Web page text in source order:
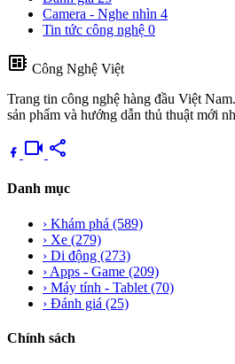
Camera - Nghe nhìn 4
Tin tức công nghệ 0
developer_board Công Nghệ Việt
Trang tin công nghệ hàng đầu Việt
sản phẩm và hướng dẫn thủ thuật mới
videocam share
Danh mục
› Khám phá (589)
› Xe (279)
› Di động (273)
› Apps - Game (209)
› Máy tính - Tablet (70)
› Đánh giá (25)
Chính sách